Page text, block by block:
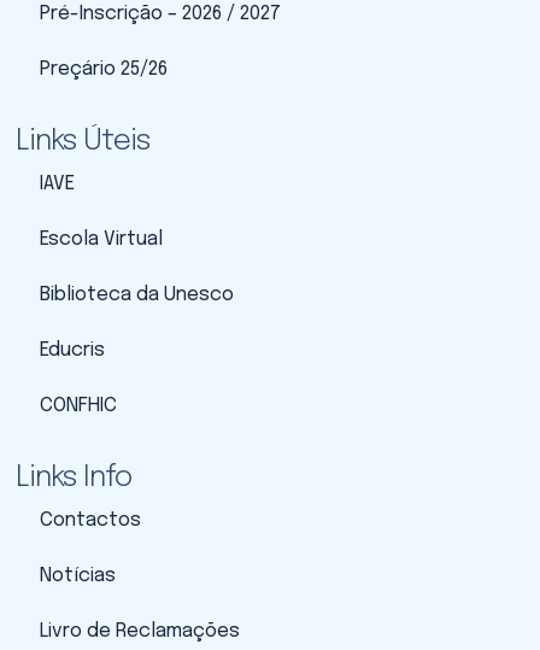
Pré-Inscrição – 2026 / 2027
Preçário 25/26
Links Úteis
IAVE
Escola Virtual
Biblioteca da Unesco
Educris
CONFHIC
Links Info
Contactos
Notícias
Livro de Reclamações